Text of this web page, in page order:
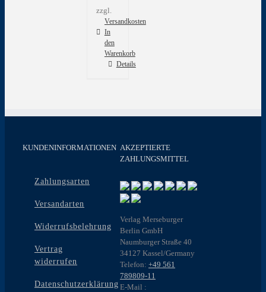
zzgl.
Versandkosten
In
den
Warenkorb
Details
KUNDENINFORMATIONEN
Zahlungsarten
Versandarten
Widerrufsbelehrung
Vertrag
widerrufen
Datenschutzerklärung
AKZEPTIERTE
ZAHLUNGSMITTEL
Verlag Merseburger
Berlin GmbH
Naumburger Straße 40
34127 Kassel/Germany
Telefon: +49 561
789809-11
E-Mail :